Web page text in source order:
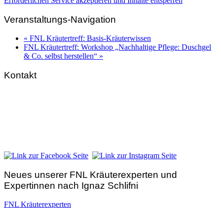
Veranstaltungs-Navigation
« FNL Kräutertreff: Basis-Kräuterwissen
FNL Kräutertreff: Workshop „Nachhaltige Pflege: Duschgel
& Co. selbst herstellen“ »
Kontakt
Neues unserer FNL Kräuterexperten und
Expertinnen nach Ignaz Schlifni
FNL Kräuterexperten